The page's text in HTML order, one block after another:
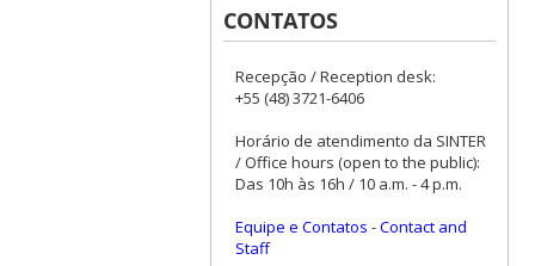
CONTATOS
Recepção / Reception desk:
+55 (48) 3721-6406
Horário de atendimento da SINTER
/ Office hours (open to the public):
Das 10h às 16h / 10 a.m. - 4 p.m.
Equipe e Contatos -Contact and
Staff